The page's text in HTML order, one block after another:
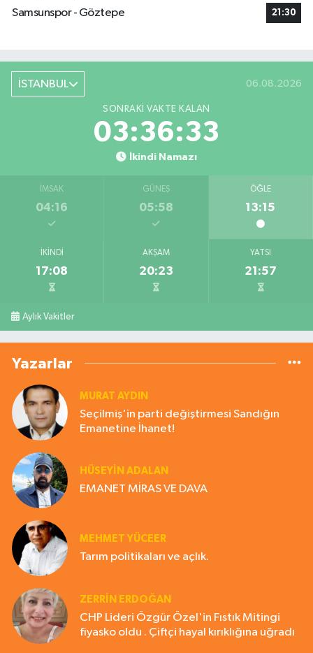
Samsunspor - Göztepe
21:30
İSTANBUL 06.08.2026
SONRAKI VAKTE KALAN
03:36:33
İkindi Namazı
İMSAK
04:16
GÜNEŞ
05:58
ÖĞLE
13:15
İKINDI
17:08
AKŞAM
20:23
YATSI
21:57
Aylık Vakitler
Yazarlar
MURAT AYDIN
Seçilmiş'in parti değiştirmesi Sandığın
Emanetine İhanet!
HÜSEYIN ADALAN
EMANET MİRAS VE DAVA
MEHMET YÜCEER
Tarım politikaları ve açlık.
ZERRIN ERDOĞAN
CHP Lideri Özgür Özel'in Fıstık Mitingi
fiyasko oldu . Çiftçi hayal kırıklığına uğradı